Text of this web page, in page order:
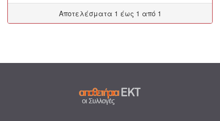
Αποτελέσματα 1 έως 1 από 1